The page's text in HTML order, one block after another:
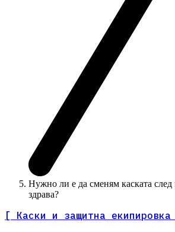
Нужно ли е да сменям каската след
здрава?
[ Каски и защитна